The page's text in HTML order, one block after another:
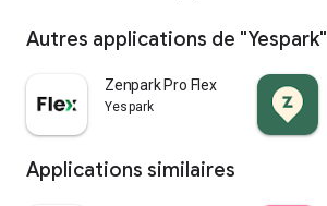
Autres applications de "Yespark"
Zenpark Pro Flex
Yespark
Applications similaires